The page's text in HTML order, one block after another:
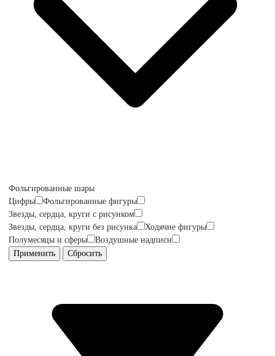
Фольгированные шары
Цифры
Фольгированные фигуры
Звезды, сердца, круги с рисунком
Звезды, сердца, круги без рисунка
Ходячие фигуры
Полумесяцы и сферы
Воздушные надписи
Применить
Сбросить